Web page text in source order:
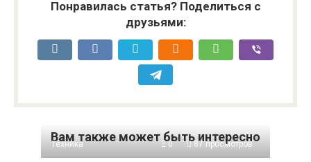
Понравилась статья? Поделиться с
друзьями:
Вам также может быть интересно
Техника 0 87 просмотров